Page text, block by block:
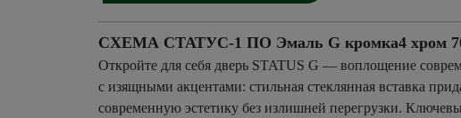
СХЕМА СТАТУС-1 ПО Эмаль G кромка4 хром
Откройте для себя дверь STATUS G — воплощение
с изящными акцентами: стильная стеклянная вставка
современную эстетику без излишней перегрузки.